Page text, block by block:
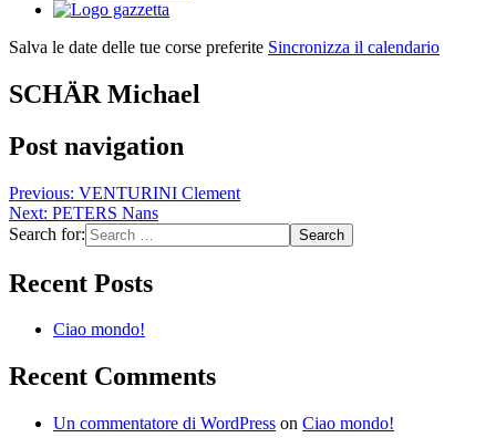
Salva le date delle tue corse preferite Sincronizza il calendario
SCHÄR Michael
Post navigation
Previous: VENTURINI Clement
Next: PETERS Nans
Search for:
Recent Posts
Ciao mondo!
Recent Comments
Un commentatore di WordPress on Ciao mondo!